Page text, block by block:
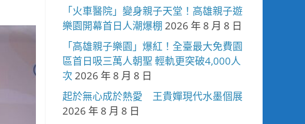
「火車醫院」變身親子天堂！高雄親子遊
樂園開幕首日人潮爆棚 2026 年 8 月 8 日
「高雄親子樂園」爆紅！全臺最大免費園
區首日吸三萬人朝聖 輕軌更突破4,000人
次 2026 年 8 月 8 日
起於無心成於熱愛 王貴嬋現代水墨個展
2026 年 8 月 8 日